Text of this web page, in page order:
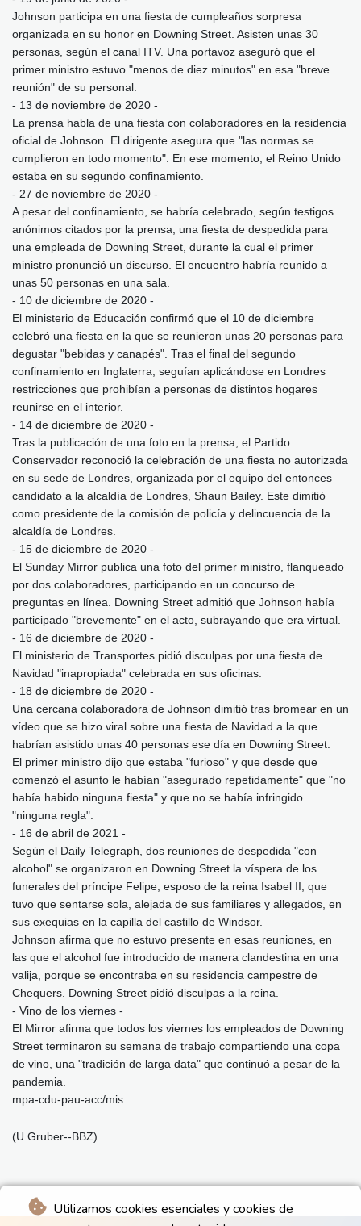
Utilizamos cookies esenciales y cookies de
Johnson participa en una fiesta de cumpleaños sorpresa
organizada en su honor en Downing Street. Asisten unas 30
personas, según el canal ITV. Una portavoz aseguró que el
primer ministro estuvo "menos de diez minutos" en esa "breve
reunión" de su personal.
- 13 de noviembre de 2020 -
La prensa habla de una fiesta con colaboradores en la residencia
oficial de Johnson. El dirigente asegura que "las normas se
cumplieron en todo momento". En ese momento, el Reino Unido
estaba en su segundo confinamiento.
- 27 de noviembre de 2020 -
A pesar del confinamiento, se habría celebrado, según testigos
anónimos citados por la prensa, una fiesta de despedida para
una empleada de Downing Street, durante la cual el primer
ministro pronunció un discurso. El encuentro habría reunido a
unas 50 personas en una sala.
- 10 de diciembre de 2020 -
El ministerio de Educación confirmó que el 10 de diciembre
celebró una fiesta en la que se reunieron unas 20 personas para
degustar "bebidas y canapés". Tras el final del segundo
confinamiento en Inglaterra, seguían aplicándose en Londres
restricciones que prohibían a personas de distintos hogares
reunirse en el interior.
- 14 de diciembre de 2020 -
Tras la publicación de una foto en la prensa, el Partido
Conservador reconoció la celebración de una fiesta no autorizada
en su sede de Londres, organizada por el equipo del entonces
candidato a la alcaldía de Londres, Shaun Bailey. Este dimitió
como presidente de la comisión de policía y delincuencia de la
alcaldía de Londres.
- 15 de diciembre de 2020 -
El Sunday Mirror publica una foto del primer ministro, flanqueado
por dos colaboradores, participando en un concurso de
preguntas en línea. Downing Street admitió que Johnson había
participado "brevemente" en el acto, subrayando que era virtual.
- 16 de diciembre de 2020 -
El ministerio de Transportes pidió disculpas por una fiesta de
Navidad "inapropiada" celebrada en sus oficinas.
- 18 de diciembre de 2020 -
Una cercana colaboradora de Johnson dimitió tras bromear en un
vídeo que se hizo viral sobre una fiesta de Navidad a la que
habrían asistido unas 40 personas ese día en Downing Street.
El primer ministro dijo que estaba "furioso" y que desde que
comenzó el asunto le habían "asegurado repetidamente" que "no
había habido ninguna fiesta" y que no se había infringido
"ninguna regla".
- 16 de abril de 2021 -
Según el Daily Telegraph, dos reuniones de despedida "con
alcohol" se organizaron en Downing Street la víspera de los
funerales del príncipe Felipe, esposo de la reina Isabel II, que
tuvo que sentarse sola, alejada de sus familiares y allegados, en
sus exequias en la capilla del castillo de Windsor.
Johnson afirma que no estuvo presente en esas reuniones, en
las que el alcohol fue introducido de manera clandestina en una
valija, porque se encontraba en su residencia campestre de
Chequers. Downing Street pidió disculpas a la reina.
- Vino de los viernes -
El Mirror afirma que todos los viernes los empleados de Downing
Street terminaron su semana de trabajo compartiendo una copa
de vino, una "tradición de larga data" que continuó a pesar de la
pandemia.
mpa-cdu-pau-acc/mis
(U.Gruber--BBZ)